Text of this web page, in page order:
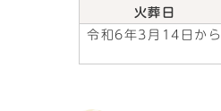
火葬日
令和6年3月14日から